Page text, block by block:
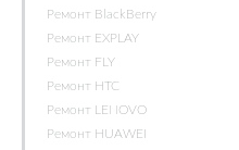
Ремонт BlackBerry
Ремонт EXPLAY
Ремонт FLY
Ремонт HTC
Ремонт LENOVO
Ремонт HUAWEI